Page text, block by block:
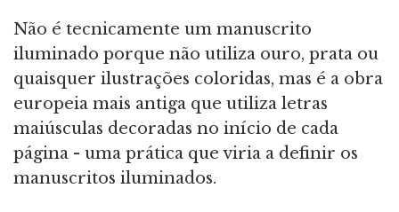
Não é tecnicamente um manuscrito
iluminado porque não utiliza ouro, prata ou
quaisquer ilustrações coloridas, mas é a obra
europeia mais antiga que utiliza letras
maiúsculas decoradas no início de cada
página - uma prática que viria a definir os
manuscritos iluminados.